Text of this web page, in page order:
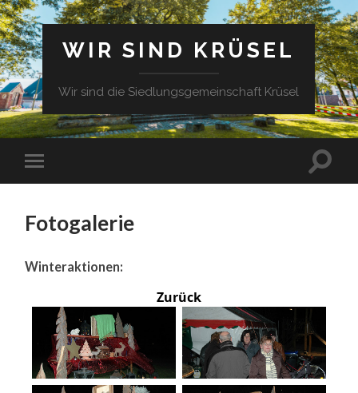
WIR SIND KRÜSEL
Wir sind die Siedlungsgemeinschaft Krüsel
Fotogalerie
Winteraktionen:
Zurück